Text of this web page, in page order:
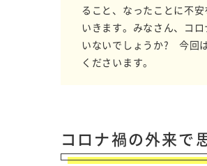
ること、なったことに不
いきます。みなさん、コ
いないでしょうか? 今回
くださいます。
コロナ禍の外来で